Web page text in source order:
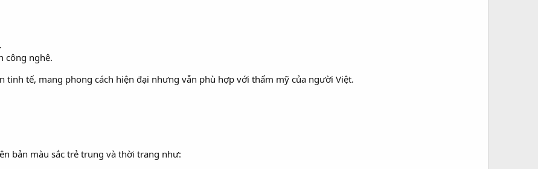
công nghệ.
tinh tế, mang phong cách hiện đại nhưng vẫn phù hợp với thẩm mỹ của người Việt.
bản màu sắc trẻ trung và thời trang như: